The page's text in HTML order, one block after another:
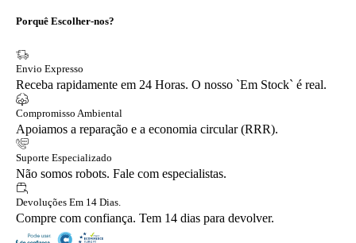
Porquê Escolher-nos?
Envio Expresso
Receba rapidamente em 24 Horas. O nosso `Em Stock` é real.
Compromisso Ambiental
Apoiamos a reparação e a economia circular (RRR).
Suporte Especializado
Não somos robots. Fale com especialistas.
Devoluções Em 14 Dias.
Compre com confiança. Tem 14 dias para devolver.